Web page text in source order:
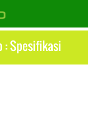
: Spesifikasi